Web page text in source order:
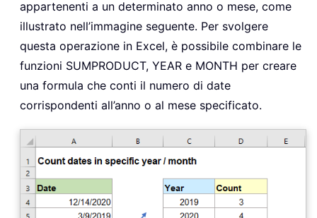
appartenenti a un determinato anno o mese, come
illustrato nell’immagine seguente. Per svolgere
questa operazione in Excel, è possibile combinare le
funzioni SUMPRODUCT, YEAR e MONTH per creare
una formula che conti il numero di date
corrispondenti all’anno o al mese specificato.